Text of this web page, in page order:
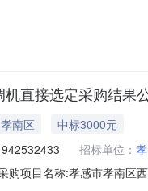
：内蒙古迅翔电子科技有
直接选定采购结果
南区
中标3000元
招标单位：
购项目名称:孝感市孝南区